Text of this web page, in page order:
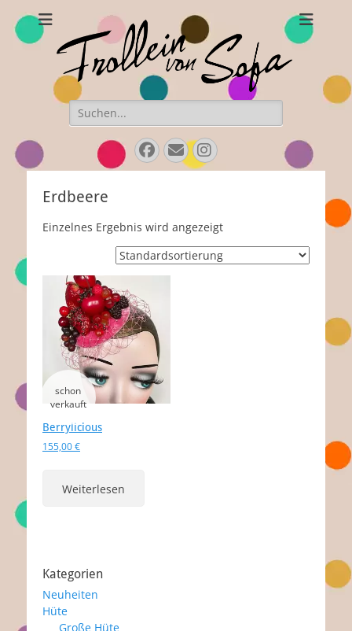
Frollein von Sofa
Handgefertigte Hüte und Accessoires
Suchen
nach:
Facebook
E-
Mail
Instagram
Erdbeere
Einzelnes Ergebnis wird angezeigt
Berrylicious
155,00€
Weiterlesen
Kategorien
Neuheiten
Hüte
Große Hüte